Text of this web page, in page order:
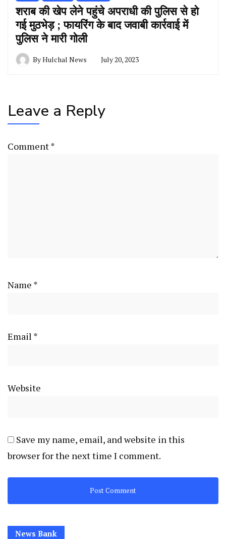
शराब की खेप लेने पहुंचे अपराधी की पुलिस से हो
गई मुठभेड़ ; फायरिंग के बाद जवाबी कार्रवाई में
पुलिस ने मारी गोली
ByHulchal News July 20, 2023
Leave a Reply
Comment*
Name *
Email *
Website
Save my name, email, and website in this
browser for the next time I comment.
News Bank